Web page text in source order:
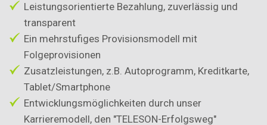
Leistungsorientierte Bezahlung, zuverlässig und
transparent
Ein mehrstufiges Provisionsmodell mit
Folgeprovisionen
Zusatzleistungen, z.B. Autoprogramm, Kreditkarte,
Tablet/Smartphone
Entwicklungsmöglichkeiten durch unser
Karrieremodell, den "TELESON-Erfolgsweg"